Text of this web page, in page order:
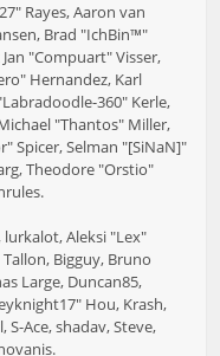
Rayes, Aaron van
Brad "IchBin™"
"Compuart" Visser,
Hernandez, Karl
360" Kerle,
"Thantos" Miller,
Spicer, Selman "[SiNaN]"
Theodore "Orstio"
Aleksi "Lex"
Bigguy, Bruno
Large, Duncan85,
Hou, Krash,
S-Ace, shadav, Steve,